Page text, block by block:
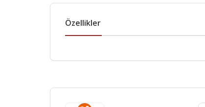
Özellikler